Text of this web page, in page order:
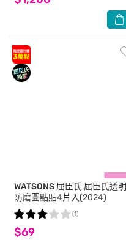
WATSONS 屈臣氏 屈臣氏透明
防磨圓點貼4片入(2024)
$69
(1)